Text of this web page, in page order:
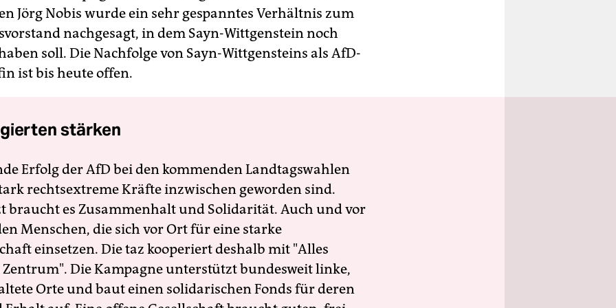
Jörg Nobis wurde ein sehr gespanntes Verhältnis zum
nachgesagt, in dem Sayn-Wittgenstein noch
soll. Die Nachfolge von Sayn-Wittgensteins als AfD-
ist bis heute offen.
stärken
Erfolg der AfD bei den kommenden Landtagswahlen
rechtsextreme Kräfte inzwischen geworden sind.
braucht es Zusammenhalt und Solidarität. Auch und vor
Menschen, die sich vor Ort für eine starke
einsetzen. Die taz kooperiert deshalb mit "Alles
Die Kampagne unterstützt bundesweit linke,
Orte und baut einen solidarischen Fonds für deren